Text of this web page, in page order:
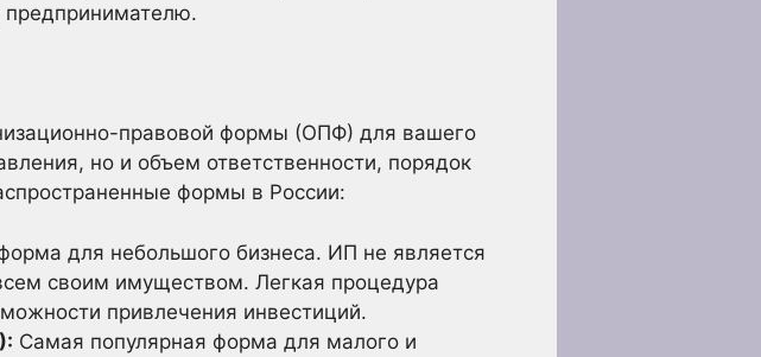
предпринимателю.
правовой формы (ОПФ) для вашего
но и объем ответственности, порядок
формы в России:
для небольшого бизнеса. ИП не является
своим имуществом. Легкая процедура
привлечения инвестиций.
Самая популярная форма для малого и